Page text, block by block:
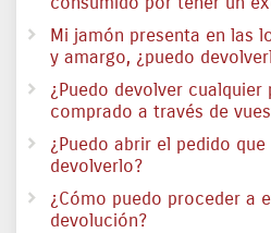
Mi jamón presenta en las
y amargo, ¿puedo
¿Puedo devolver
comprado a través de
¿Puedo abrir el pedido
devolverlo?
¿Cómo puedo proceder a
devolución?